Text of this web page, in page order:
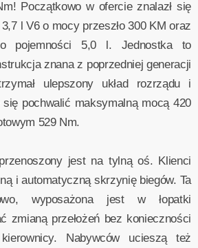
Początkowo w ofercie znalazł się
l V6 o mocy przeszło 300 KM oraz
pojemności 5,0 l. Jednostka to
znana z poprzedniej generacji
ulepszony układ rozrządu i
się pochwalić maksymalną mocą 420
529 Nm.
jest na tylną oś. Klienci
i automatyczną skrzynię biegów. Ta
wyposażona jest w łopatki
zmianą przełożeń bez konieczności
Nabywców ucieszą też